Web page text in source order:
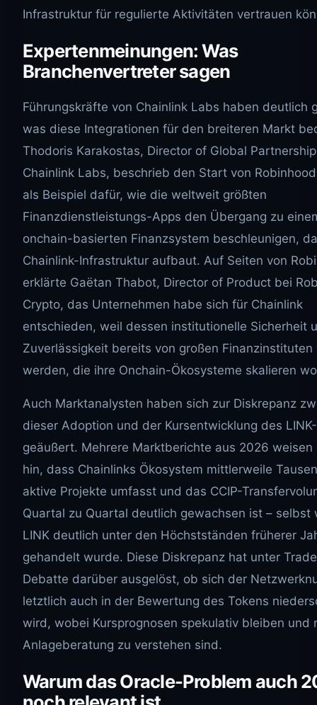
Infrastruktur für regulierte Aktivitäten vertrauen
Expertenmeinungen: Was
Branchenvertreter sagen
Führungskräfte von Chainlink Labs haben deutlich
was diese Integrationen für den breiteren Markt
Thodoris Karakostas, Director of Global
Chainlink Labs, beschrieb den Start von
als Beispiel dafür, wie die weltweit größten
Finanzdienstleistungs-Apps den Übergang zu
onchain-basierten Finanzsystem beschleunigen,
Chainlink-Infrastruktur aufbaut. Auf Seiten von
erklärte Gaëtan Thabot, Director of Product bei
Crypto, das Unternehmen habe sich für Chainlink
entschieden, weil dessen institutionelle Sicherheit
Zuverlässigkeit bereits von großen
werden, die ihre Onchain-Ökosysteme skalieren
Auch Marktanalysten haben sich zur Diskrepanz
dieser Adoption und der Kursentwicklung des
geäußert. Mehrere Marktberichte aus 2026 weisen
hin, dass Chainlinks Ökosystem mittlerweile
aktive Projekte umfasst und das CCIP-
Quartal zu Quartal deutlich gewachsen ist – selbst
LINK deutlich unter den Höchstständen früherer
gehandelt wurde. Diese Diskrepanz hat unter
Debatte darüber ausgelöst, ob sich der
letztlich auch in der Bewertung des Tokens
wird, wobei Kursprognosen spekulativ bleiben und
Anlageberatung zu verstehen sind.
Warum das Oracle-Problem auch